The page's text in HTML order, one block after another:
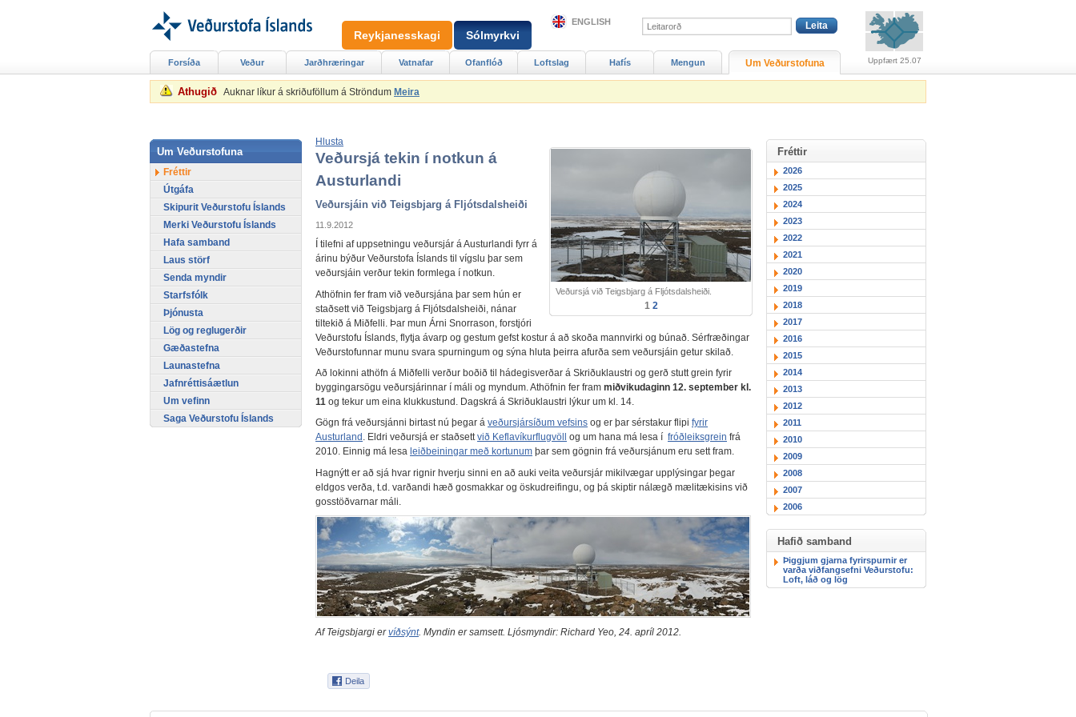
Athugið Auknar líkur á skriðuföllum á Ströndum Meira
Hlusta
Veðursjá við Teigsbjarg á Fljótsdalsheiði.
1 2
Veðursjá tekin í notkun á
Austurlandi
Veðursjáin við Teigsbjarg á Fljótsdalsheiði
11.9.2012
Í tilefni af uppsetningu veðursjár á Austurlandi fyrr á
árinu býður Veðurstofa Íslands til vígslu þar sem
veðursjáin verður tekin formlega í notkun.
Athöfnin fer fram við veðursjána þar sem hún er
staðsett við Teigsbjarg á Fljótsdalsheiði, nánar
tiltekið á Miðfelli. Þar mun Árni Snorrason, forstjóri
Veðurstofu Íslands, flytja ávarp og gestum gefst kostur á að skoða mannvirki og búnað. Sérfræðingar
Veðurstofunnar munu svara spurningum og sýna hluta þeirra afurða sem veðursjáin getur skilað.
Að lokinni athöfn á Miðfelli verður boðið til hádegisverðar á Skriðuklaustri og gerð stutt grein fyrir
byggingarsögu veðursjárinnar í máli og myndum. Athöfnin fer fram miðvikudaginn 12. september kl.
11 og tekur um eina klukkustund. Dagskrá á Skriðuklaustri lýkur um kl. 14.
Gögn frá veðursjánni birtast nú þegar á veðursjársíðum vefsins og er þar sérstakur flipi fyrir
Austurland . Eldri veðursjá er staðsettvið Keflavíkurflugvöll og um hana má lesa í fróðleiksgrein frá
2010. Einnig má lesa leiðbeiningar með kortunum þar sem gögnin frá veðursjánum eru sett fram.
Hagnýtt er að sjá hvar rignir hverju sinni en að auki veita veðursjár mikilvægar upplýsingar þegar
eldgos verða, t.d. varðandi hæð gosmakkar og öskudreifingu, og þá skiptir nálægð mælitækisins við
gosstöðvarnar máli.
Af Teigsbjargi ervíðsýnt. Myndin er samsett. Ljósmyndir: Richard Yeo, 24. apríl 2012.
Fréttir
2026
2025
2024
2023
2022
2021
2020
2019
2018
2017
2016
2015
2014
2013
2012
2011
2010
2009
2008
2007
2006
Hafið samband
Þiggjum gjarna fyrirspurnir er
varða viðfangsefni Veðurstofu:
Loft, láð og lög
Forsíða Veður Jarðhræringar Vatnafar Ofanflóð Loftslag Hafís Mengun Um Veðurstofuna
Um Veðurstofuna
Fréttir
Útgáfa
Skipurit Veðurstofu Íslands
Merki Veðurstofu Íslands
Hafa samband
Laus störf
Senda myndir
Starfsfólk
Þjónusta
Lög og reglugerðir
Gæðastefna
Launastefna
Jafnréttisáætlun
Um vefinn
Saga Veðurstofu Íslands
Uppfært 25.07
Reykjanesskagi Sólmyrkvi
ENGLISH